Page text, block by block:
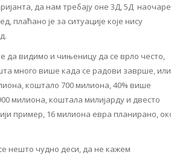
да нам требају оне 3Д, 5Д наочаре,
плаћано је за ситуације које нису
да видимо и чињеницу да се врло често,
много више када се радови заврше, или
коштало 700 милиона, 40% више
милиона, коштала милијарду и двесто
пример, 16 милиона евра планирано,
нешто чудно деси, да не кажем